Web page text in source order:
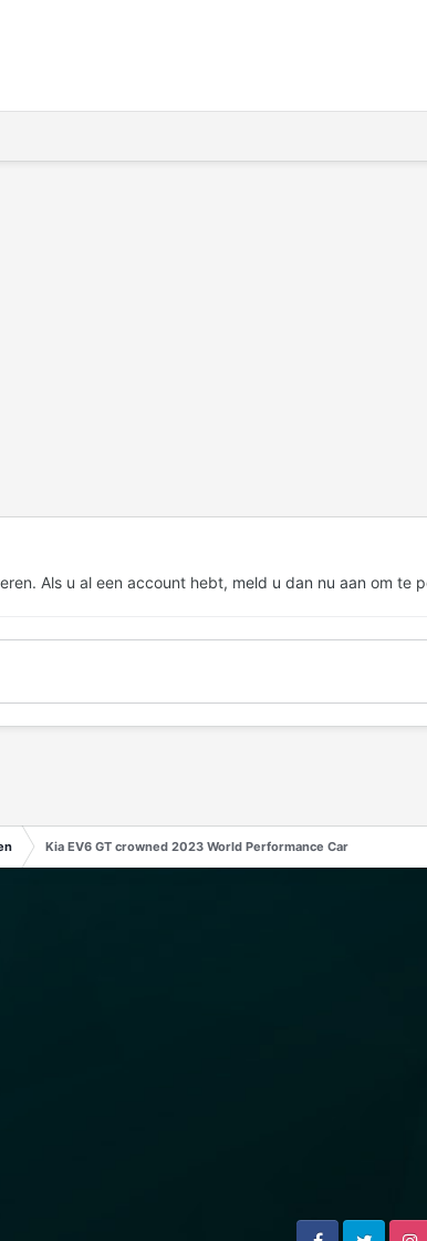
Als u al een account hebt, meld u dan nu aan om te
Kia EV6 GT crowned 2023 World Performance Car